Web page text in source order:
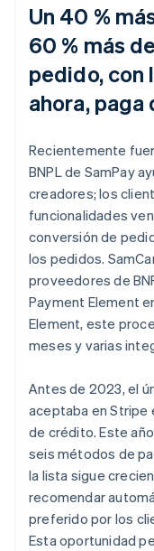
Un 40 %
60 % más
pedido, con
ahora, paga
Recientemente
BNPL de SamPay
creadores; los
funcionalidades
conversión de
los pedidos.
proveedores de
Payment Element
Element, este
meses y varias
Antes de 2023, el
aceptaba en Stripe
de crédito. Este
seis métodos de
la lista sigue
recomendar
preferido por los
Esta oportunidad